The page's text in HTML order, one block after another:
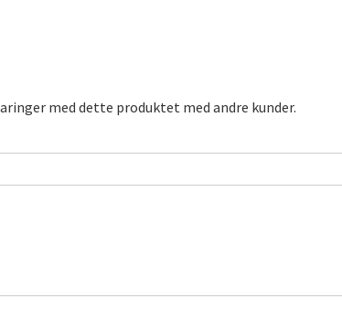
med dette produktet med andre kunder.